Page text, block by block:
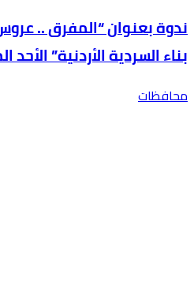
ندوة بعنوان “المفرق ..
بناء السردية الأردنية” الأحد
محافظات